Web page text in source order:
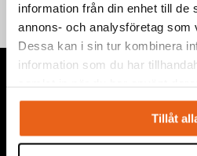
information från din enhet till de
annons- och analysföretag som
Dessa kan i sin tur kombinera
information som du har
Tillåt
Vi levererar högkvalitativa